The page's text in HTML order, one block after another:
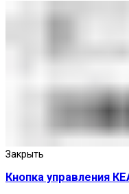
Закрыть
Кнопка управления